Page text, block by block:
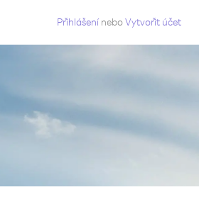
Přihlášení neboVytvořit účet